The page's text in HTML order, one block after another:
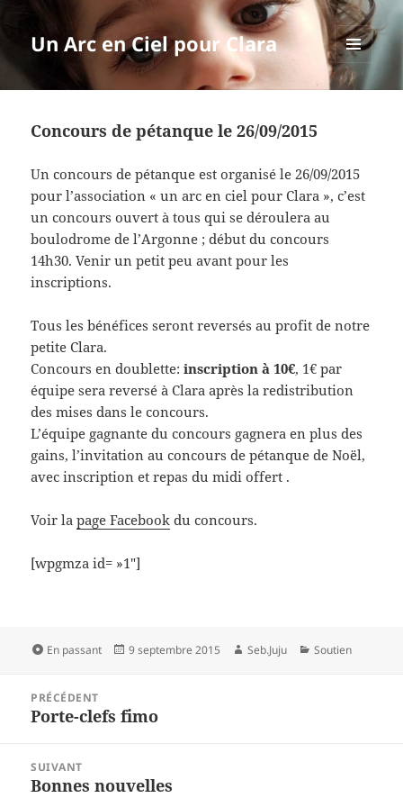
Un Arc en Ciel pour Clara
MENU
ET
Concours de pétanque le 26/09/2015
Un concours de pétanque est organisé le 26/09/2015
pour l’association « un arc en ciel pour Clara », c’est
un concours ouvert à tous qui se déroulera au
boulodrome de l’Argonne ; début du concours
14h30. Venir un petit peu avant pour les
inscriptions.
Tous les bénéfices seront reversés au profit de notre
petite Clara.
Concours en doublette:inscription à 10€, 1€ par
équipe sera reversé à Clara après la redistribution
des mises dans le concours.
L’équipe gagnante du concours gagnera en plus des
gains, l’invitation au concours de pétanque de Noël,
avec inscription et repas du midi offert .
Voir lapage Facebook du concours.
[wpgmza id= »1″]
Format
En passant
Publié
9 septembre 2015 Auteur
Seb.Juju Catégories
Soutien
l’article
PRÉCÉDENT
Article
Porte-clefs fimo
SUIVANT
Article
Bonnes nouvelles